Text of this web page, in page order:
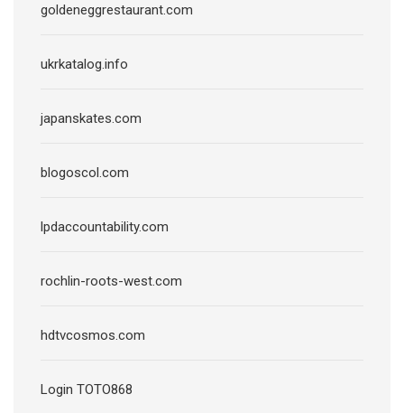
goldeneggrestaurant.com
ukrkatalog.info
japanskates.com
blogoscol.com
lpdaccountability.com
rochlin-roots-west.com
hdtvcosmos.com
Login TOTO868